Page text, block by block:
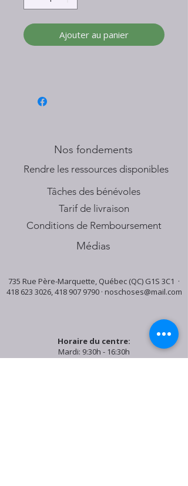
Ajouter au panier
Nos fondements
​Rendre les ressources disponibles
Tâches des bénévoles
Tarif de livraison
Conditions de Remboursement
Médias
735 Rue Père-Marquette, Québec (QC) G1S 3C1 ·
418 623 3026,418 907 9790· noschoses@mail.com
Horaire du centre:
Mardi: 9:30h - 16:30h